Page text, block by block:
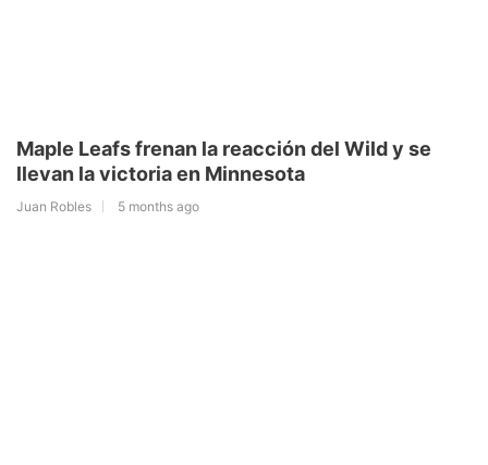
Maple Leafs frenan la reacción del Wild y se
llevan la victoria en Minnesota
Juan Robles 5 months ago